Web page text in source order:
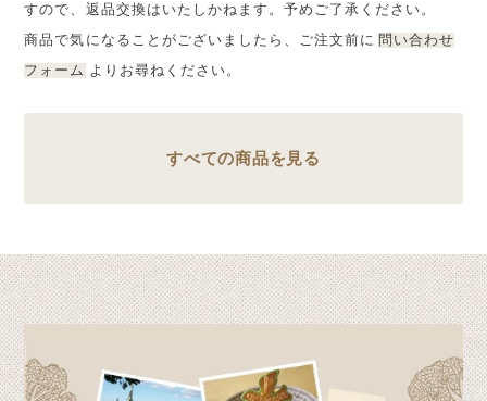
すので、返品交換はいたしかねます。予めご了承ください。
商品で気になることがございましたら、ご注文前に 問い合わせ
フォーム よりお尋ねください。
すべての商品を見る